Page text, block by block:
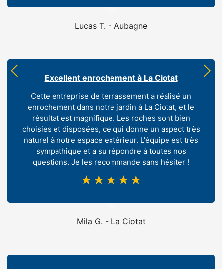
Lucas T. - Aubagne
Mila G. - La Ciotat
Excellent enrochement à La Ciotat
Cette entreprise de terrassement a réalisé un
enrochement dans notre jardin à La Ciotat, et le
résultat est magnifique. Les roches sont bien
choisies et disposées, ce qui donne un aspect très
naturel à notre espace extérieur. L'équipe est très
sympathique et a su répondre à toutes nos
questions. Je les recommande sans hésiter !
☆ ☆ ☆ ☆ ☆